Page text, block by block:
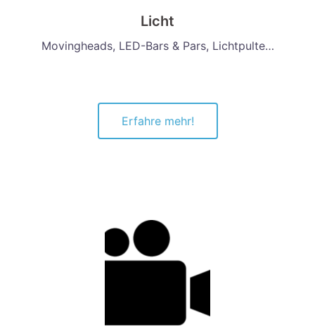
Licht
Movingheads, LED-Bars & Pars, Lichtpulte…
Erfahre mehr!